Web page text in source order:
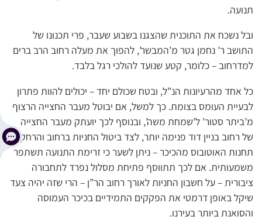
תנועה.
ובל נשכח את התוכנית שהצגנו בשבוע שעבר, פרי תכנונו של
התושב ר’ נחמן גטר מ’המבשר’, להפוך את מעלה רחוב הרב ברים
למדרחוב – כלומר, קטע שנועד להולכי רגל בלבד.
כל אחד מהרעיונות הנ”ל, ובטח שכולם יחד – יכולים להוות פתרון
לבעיית העומס בצומת. כך למשל, אם יבוטל מעבר החצייה הרצוף
מ’ביתר סטור’ ל’שמחת משה’, ובנוסף לכך יועתק מעבר החצייה
של רחוב בניין דוד פנימה יותר, לצד ביטול החניות ברחוב והרחקת
תחנות האוטובוס מהכיכר – ניתן לשער כי זרימת התנועה תשתפר
משמעותית. אם לכך תתווסף פתיחת מסלול נפרד לתחבורה
ציבורית – על חשבון החניות לאורך רחוב הר”ן – הרי שזה יהיה צעד
שיקל באופן דרמטי את הפקקים התמידיים בכיכר העמוסה
והסואנת ביותר בעירנו.